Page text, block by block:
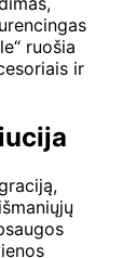
ruošia
ir